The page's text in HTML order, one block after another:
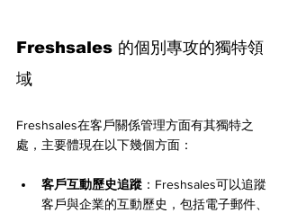
Freshsales 的個別專攻的獨特領
域
Freshsales在客戶關係管理方面有其獨特之
處，主要體現在以下幾個方面：
客戶互動歷史追蹤 ：Freshsales可以追蹤
客戶與企業的互動歷史，包括電子郵件、